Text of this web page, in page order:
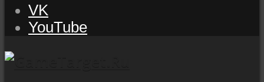
VK
YouTube